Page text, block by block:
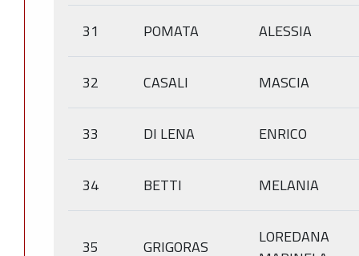
31 POMATA ALESSIA
32 CASALI MASCIA
33 DI LENA ENRICO
34 BETTI MELANIA
35 GRIGORAS
LOREDANA